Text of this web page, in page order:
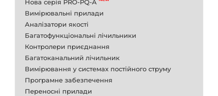
Нова серія PRO-PQ-A
Вимірювальні прилади
Аналізатори якості
Багатофункціональні лічильники
Контролери приєднання
Багатоканальний лічильник
Вимірювання у системах постійного струму
Програмне забезпечення
Переносні прилади